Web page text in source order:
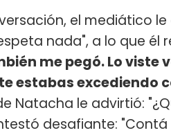
el mediático
nada", a lo que él
me pegó. Lo viste
estabas excediendo
Natacha le advirtió:
desafiante: